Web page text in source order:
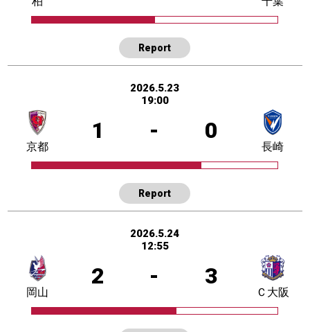
Report
2026.5.23
19:00
1 - 0
京都 長崎
Report
2026.5.24
12:55
2 - 3
岡山 Ｃ大阪